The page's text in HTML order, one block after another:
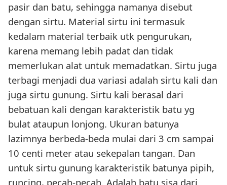
pasir dan batu, sehingga namanya disebut
dengan sirtu. Material sirtu ini termasuk
kedalam material terbaik utk pengurukan,
karena memang lebih padat dan tidak
memerlukan alat untuk memadatkan. Sirtu juga
terbagi menjadi dua variasi adalah sirtu kali dan
juga sirtu gunung. Sirtu kali berasal dari
bebatuan kali dengan karakteristik batu yg
bulat ataupun lonjong. Ukuran batunya
lazimnya berbeda-beda mulai dari 3 cm sampai
10 centi meter atau sekepalan tangan. Dan
untuk sirtu gunung karakteristik batunya pipih,
runcing, pecah-pecah. Adalah batu sisa dari